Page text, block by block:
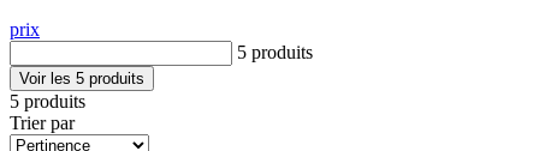
prix
5 produits
Voir les 5 produits
5 produits
Trier par